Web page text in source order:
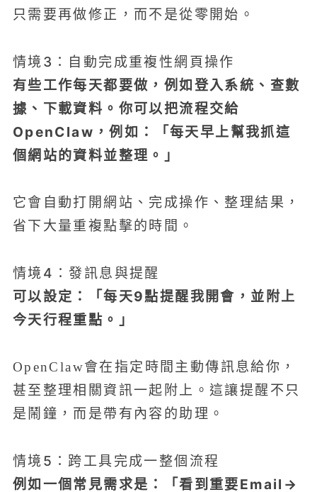
只需要再做修正，而不是從零開始。
情境3：自動完成重複性網頁操作
有些工作每天都要做，例如登入系統、查數
據、下載資料。你可以把流程交給
OpenClaw，例如：「每天早上幫我抓這
個網站的資料並整理。」
它會自動打開網站、完成操作、整理結果，
省下大量重複點擊的時間。
情境4：發訊息與提醒
可以設定：「每天9點提醒我開會，並附上
今天行程重點。」
OpenClaw會在指定時間主動傳訊息給你，
甚至整理相關資訊一起附上。這讓提醒不只
是鬧鐘，而是帶有內容的助理。
情境5：跨工具完成一整個流程
例如一個常見需求是：「看到重要Email→